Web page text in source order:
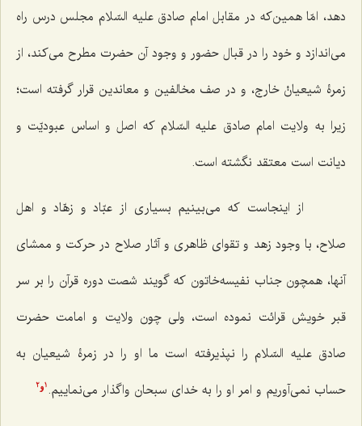
دهد، امّا همین‌که در مقابل امام صادق علیه السّلام مجلس درس راه
می‌اندازد و خود را در قبال حضور و وجود آن حضرت مطرح می‌کند، از
زمرۀ شیعیانْ خارج، و در صف مخالفین و معاندین قرار گرفته است؛
زیرا به ولایت امام صادق علیه السّلام که اصل و اساس عبودیّت و
دیانت است معتقد نگشته است.
از اینجاست که می‌بینیم بسیاری از عبّاد و زهّاد و اهل
صلاح، با وجود زهد و تقوای ظاهری و آثار صلاح در حرکت و ممشای
آنها، همچون جناب نفیسه‌خاتون که گویند شصت دوره قرآن را بر سر
قبر خویش قرائت نموده است، ولی چون ولایت و امامت حضرت
صادق علیه السّلام را نپذیرفته است ما او را در زمرۀ شیعیان به
‌حساب نمی‌آوریم و امر او را به خدای سبحان واگذار می‌نماییم. 1و2